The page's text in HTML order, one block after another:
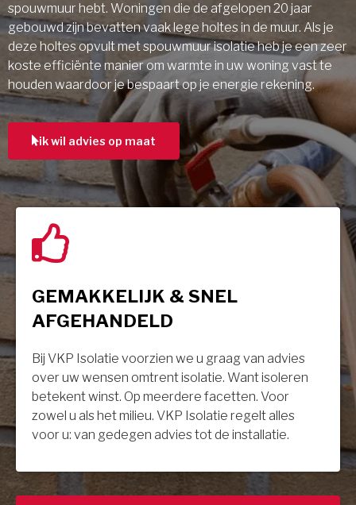
spouwmuur hebt. Woningen die de afgelopen 20 jaar
gebouwd zijn bevatten vaak lege holtes in de muur. Als je
deze holtes opvult met spouwmuur isolatie heb je een zeer
koste efficiënte manier om warmte in uw woning vast te
houden waardoor je bespaart op je energie rekening.
ik wil advies op maat
GEMAKKELIJK & SNEL
AFGEHANDELD
Bij VKP Isolatie voorzien we u graag van advies
over uw wensen omtrent isolatie. Want isoleren
betekent winst. Op meerdere facetten. Voor
zowel u als het milieu. VKP Isolatie regelt alles
voor u: van gedegen advies tot de installatie.